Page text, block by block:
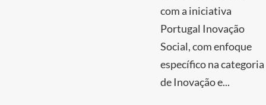
com a iniciativa
Portugal Inovação
Social, com enfoque
específico na categoria
de Inovação e...